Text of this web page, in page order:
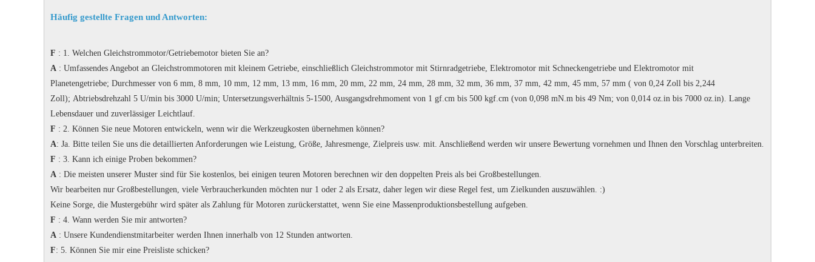
Häufig gestellte Fragen und Antworten:
F : 1. Welchen Gleichstrommotor/Getriebemotor bieten Sie an?
A : Umfassendes Angebot an Gleichstrommotoren mit kleinem Getriebe, einschließlich Gleichstrommotor mit Stirnradgetriebe, Elektromotor mit Schneckengetriebe und Elektromotor mit
Planetengetriebe; Durchmesser von 6 mm, 8 mm, 10 mm, 12 mm, 13 mm, 16 mm, 20 mm, 22 mm, 24 mm, 28 mm, 32 mm, 36 mm, 37 mm, 42 mm, 45 mm, 57 mm ( von 0,24 Zoll bis 2,244
Zoll); Abtriebsdrehzahl 5 U/min bis 3000 U/min; Untersetzungsverhältnis 5-1500, Ausgangsdrehmoment von 1 gf.cm bis 500 kgf.cm (von 0,098 mN.m bis 49 Nm; von 0,014 oz.in bis 7000 oz.in). Lange
Lebensdauer und zuverlässiger Leichtlauf.
F : 2. Können Sie neue Motoren entwickeln, wenn wir die Werkzeugkosten übernehmen können?
A: Ja. Bitte teilen Sie uns die detaillierten Anforderungen wie Leistung, Größe, Jahresmenge, Zielpreis usw. mit. Anschließend werden wir unsere Bewertung vornehmen und Ihnen den Vorschlag unterbreiten.
F : 3. Kann ich einige Proben bekommen?
A : Die meisten unserer Muster sind für Sie kostenlos, bei einigen teuren Motoren berechnen wir den doppelten Preis als bei Großbestellungen.
Wir bearbeiten nur Großbestellungen, viele Verbraucherkunden möchten nur 1 oder 2 als Ersatz, daher legen wir diese Regel fest, um Zielkunden auszuwählen. :)
Keine Sorge, die Mustergebühr wird später als Zahlung für Motoren zurückerstattet, wenn Sie eine Massenproduktionsbestellung aufgeben.
F : 4. Wann werden Sie mir antworten?
A : Unsere Kundendienstmitarbeiter werden Ihnen innerhalb von 12 Stunden antworten.
F: 5. Können Sie mir eine Preisliste schicken?